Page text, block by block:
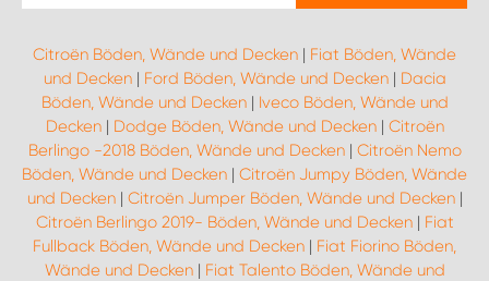
Citroën Böden, Wände und Decken | Fiat Böden, Wände
und Decken| Ford Böden, Wände und Decken| Dacia
Böden, Wände und Decken| Iveco Böden, Wände und
Decken| Dodge Böden, Wände und Decken| Citroën
Berlingo -2018 Böden, Wände und Decken| Citroën Nemo
Böden, Wände und Decken | Citroën Jumpy Böden, Wände
und Decken| Citroën Jumper Böden, Wände und Decken|
Citroën Berlingo 2019- Böden, Wände und Decken| Fiat
Fullback Böden, Wände und Decken | Fiat Fiorino Böden,
Wände und Decken| Fiat Talento Böden, Wände und